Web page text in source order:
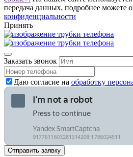
передача данных, подробнее можете
конфиденциальности
Принять
Заказать звонок
Даю согласие на обработку